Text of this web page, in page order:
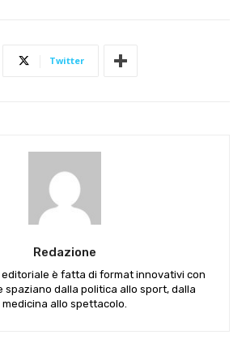
Twitter
Redazione
è fatta di format innovativi con
spaziano dalla politica allo sport, dalla
medicina allo spettacolo.